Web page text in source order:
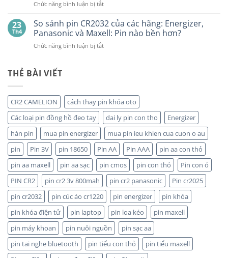
cấp
2C10
Vỉ
10
Viên
Chức năng bình luận bị tắtở
PHÂN
PHỐI,
ĐẠI
LÝ
HÀ
NỘI
&
TP.HCM:
UY
TÍN,
CHIẾT
KHẤU
CAO,
HÀNG
CHÍNH
HÃNG
23
Th4
So sánh pin CR2032 của các hãng: Energizer,
Panasonic và Maxell: Pin nào bền hơn?
Chức năng bình luận bị tắtở
các
hãng:
Energizer,
Panasonic
và
Maxell:
Pin
nào
bền
hơn?
THẺ BÀI VIẾT
CR2 CAMELION
cách thay pin khóa oto
Các loại pin đồng hồ đeo tay
dai ly pin con tho
Energizer
hàn pin
mua pin energizer
mua pin ieu khien cua cuon o au
pin
Pin 3V pin 18650 Pin AA Pin AAA
pin aa con thỏ
pin aa maxell
pin aa sạc pin cmos pin con thỏ
Pin con ó
PIN CR2
pin cr2 3v 800mah pin cr2 panasonic
Pin cr2025
pin cr2032
pin cúc áo cr1220 pin energizer
pin khóa
pin khóa điện tử
pin laptop pin loa kéo
pin maxell
pin máy khoan
pin nuôi nguồn
pin sạc aa
pin tai nghe bluetooth
pin tiểu con thỏ
pin tiểu maxell